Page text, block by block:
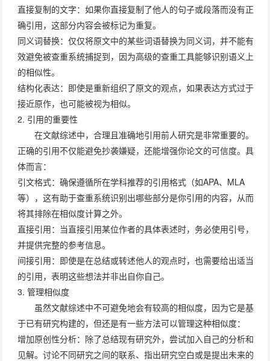
直接复制的文字：如果你直接复制了他人的句子或段落而没有正
确引用，这部分内容会被标记为重复。
同义词替换：仅仅将原文中的某些词语替换为同义词，并不能有
效避免被查重系统捕捉到，因为高级的查重工具能够识别语义上
的相似性。
结构化表达：即使是重新组织了原文的观点，如果表达方式过于
接近原作，也可能被视为相似。
2. 引用的重要性
在文献综述中，合理且准确地引用前人研究是非常重要的。
正确的引用不仅能避免抄袭嫌疑，还能增强你论文的可信度。具
体而言：
引文格式：确保遵循所在学科推荐的引用格式（如APA、MLA
等），这有助于查重系统识别出哪些部分是你引用的内容，从而
将其排除在相似度计算之外。
直接引用：当直接引用某位作者的具体表述时，务必使用引号，
并提供完整的参考信息。
间接引用：即使是在总结或转述他人的观点时，也需要给出适当
的引用，表明这些想法并非出自你自己。
3. 管理相似度
虽然文献综述中不可避免地会有较高的相似度，因为它是基
于已有研究构建的，但还是有一些方法可以管理这种相似度：
增加原创性分析：除了总结现有研究外，尝试加入自己的分析和
见解。讨论不同研究之间的联系、指出研究空白或是提出未来的